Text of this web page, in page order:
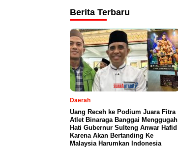
Berita Terbaru
Daerah
Uang Receh ke Podium Juara Fitra
Atlet Binaraga Banggai Menggugah
Hati Gubernur Sulteng Anwar Hafid
Karena Akan Bertanding Ke
Malaysia Harumkan Indonesia